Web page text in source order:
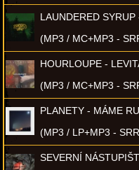
LAUNDERED SYRUP
(MP3 / MC+MP3 -
HOURLOUPE -
(MP3 / MC+MP3 -
PLANETY - MÁME
(MP3 / LP+MP3 -
SEVERNÍ